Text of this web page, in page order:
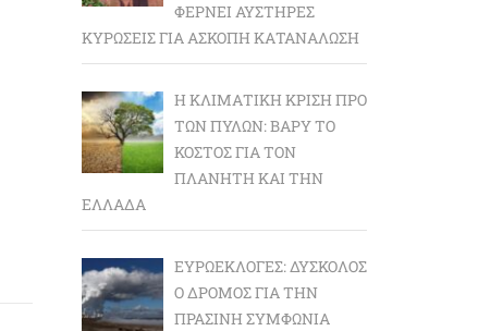
ΦΈΡΝΕΙ ΑΥΣΤΗΡΈΣ
ΚΥΡΏΣΕΙΣ ΓΙΑ ΆΣΚΟΠΗ ΚΑΤΑΝΆΛΩΣΗ
Η ΚΛΙΜΑΤΙΚΉ ΚΡΊΣΗ ΠΡΟ
ΤΩΝ ΠΥΛΏΝ: BΑΡΎ ΤΟ
ΚΌΣΤΟΣ ΓΙΑ ΤΟΝ
ΠΛΑΝΉΤΗ ΚΑΙ ΤΗΝ
ΕΛΛΆΔΑ
ΕΥΡΩΕΚΛΟΓΈΣ: ΔΎΣΚΟΛΟΣ
Ο ΔΡΌΜΟΣ ΓΙΑ ΤΗΝ
ΠΡΆΣΙΝΗ ΣΥΜΦΩΝΊΑ